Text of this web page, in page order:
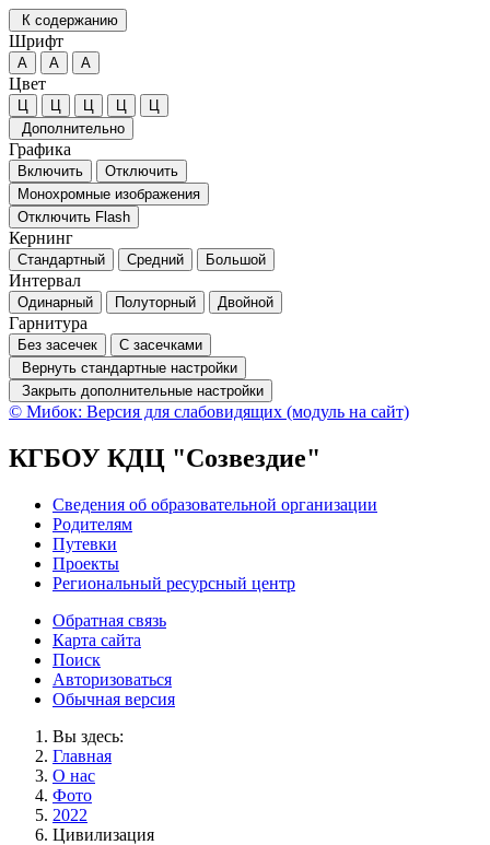
К содержанию
Шрифт
А А А
Цвет
Ц Ц Ц Ц
Ц
Дополнительно
Графика
Включить
Отключить
Монохромные изображения
Отключить Flash
Кернинг
Стандартный Средний Большой
Интервал
Одинарный Полуторный Двойной
Гарнитура
Без засечек
С засечками
Вернуть стандартные настройки
Закрыть дополнительные настройки
© Мибок: Версия для слабовидящих (модуль на сайт)
КГБОУ КДЦ "Созвездие"
Сведения об образовательной организации
Родителям
Путевки
Проекты
Региональный ресурсный центр
Обратная связь
Карта сайта
Поиск
Авторизоваться
Обычная версия
Вы здесь:
Главная
О нас
Фото
2022
Цивилизация